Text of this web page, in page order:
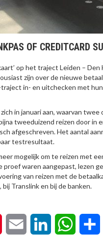
OF CREDITCARD
op het traject Leiden –
zijn over de nieuwe
in- en uitchecken met
in januari aan, waarvan
tweeduizend reizen door
afgeschreven. Het aantal
testresultaat.
mogelijk om te reizen met
proef waren aangepast, lezen
van reizen met de
Translink en bij de banken.
Pinterest Email LinkedIn